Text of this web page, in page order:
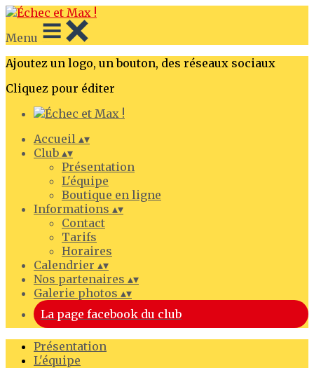
Menu
Ajoutez un logo, un bouton, des réseaux sociaux
Cliquez pour éditer
Accueil ▴▾
Club ▴▾
Présentation
L'équipe
Boutique en ligne
Informations ▴▾
Contact
Tarifs
Horaires
Calendrier ▴▾
Nos partenaires ▴▾
Galerie photos ▴▾
La page facebook du club
Présentation
L'équipe